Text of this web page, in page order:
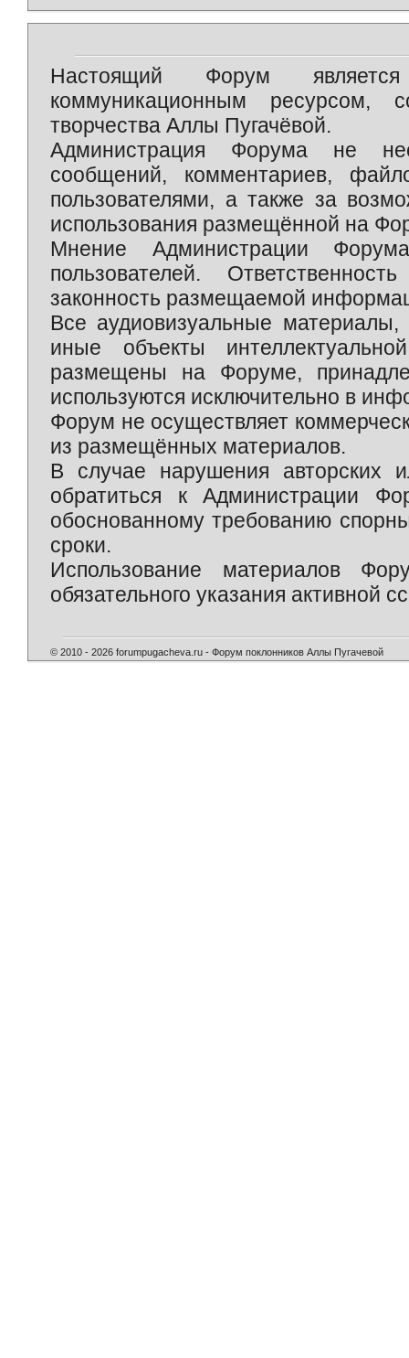
Настоящий Форум является
коммуникационным ресурсом,
творчества Аллы Пугачёвой.
Администрация Форума не
сообщений, комментариев,
пользователями, а также за
использования размещённой на
Мнение Администрации
пользователей.
законность размещаемой
Все аудиовизуальные
иные объекты
размещены на Форуме,
используются исключительно в
Форум не осуществляет
из размещённых материалов.
В случае нарушения авторских
обратиться к Администрации
обоснованному требованию
сроки.
Использование материалов
обязательного указания активной
© 2010 - 2026 forumpugacheva.ru - Форум поклонников Аллы Пугачевой